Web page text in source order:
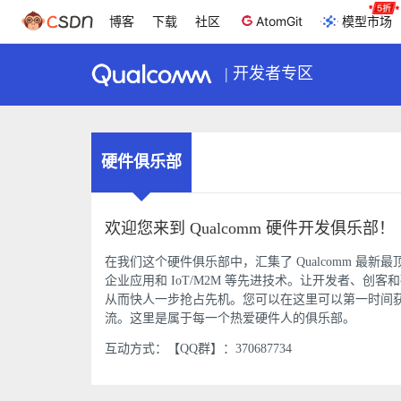
博客 下载 社区 AtomGit 模型市场
| 开发者专区
硬件俱乐部
欢迎您来到 Qualcomm 硬件开发俱乐部！
在我们这个硬件俱乐部中，汇集了 Qualcomm 最新
企业应用和 IoT/M2M 等先进技术。让开发者、创客
从而快人一步抢占先机。您可以在这里可以第一时间
流。这里是属于每一个热爱硬件人的俱乐部。
互动方式：【QQ群】：370687734